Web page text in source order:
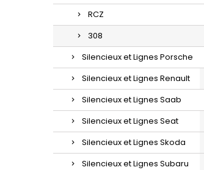
RCZ
308
Silencieux et Lignes Porsche
Silencieux et Lignes Renault
Silencieux et Lignes Saab
Silencieux et Lignes Seat
Silencieux et Lignes Skoda
Silencieux et Lignes Subaru